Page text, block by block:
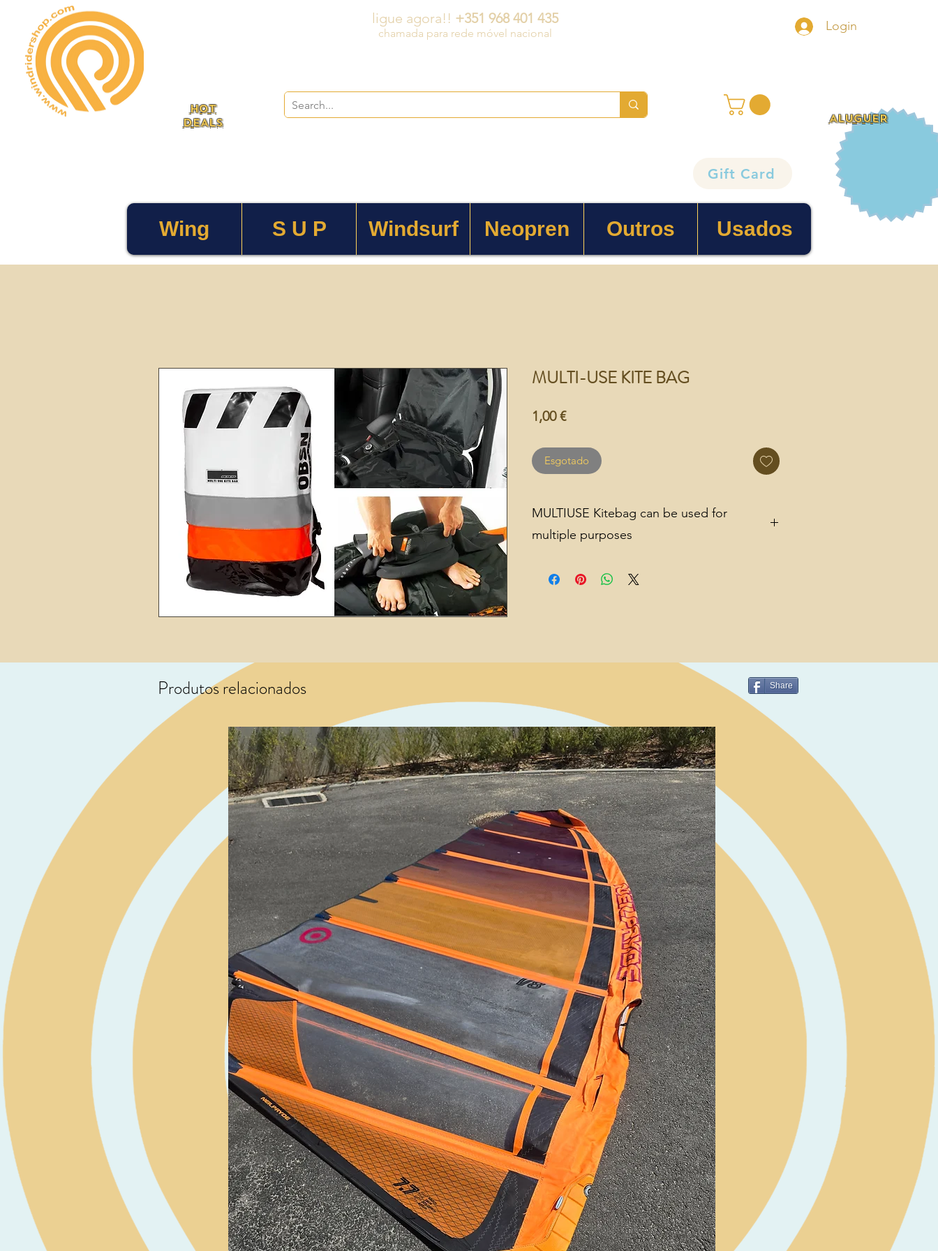
HOT
DEALS
ligue agora!! +351 968 401 435
chamada para rede móvel nacional Login
ALUGUER
Gift Card
Wing S U P Windsurf Neopren Outros Usados
MULTI-USE KITE BAG
1,00 €Preço
Esgotado
MULTIUSE Kitebag can be used for
multiple purposes
1. A change mat where to store your wetsuit and
can be the perfect kite bag to be checked in as
No other bags on the market look as good, are built
tough and have so many possible various and smart
applications of use.
Share
Produtos relacionados